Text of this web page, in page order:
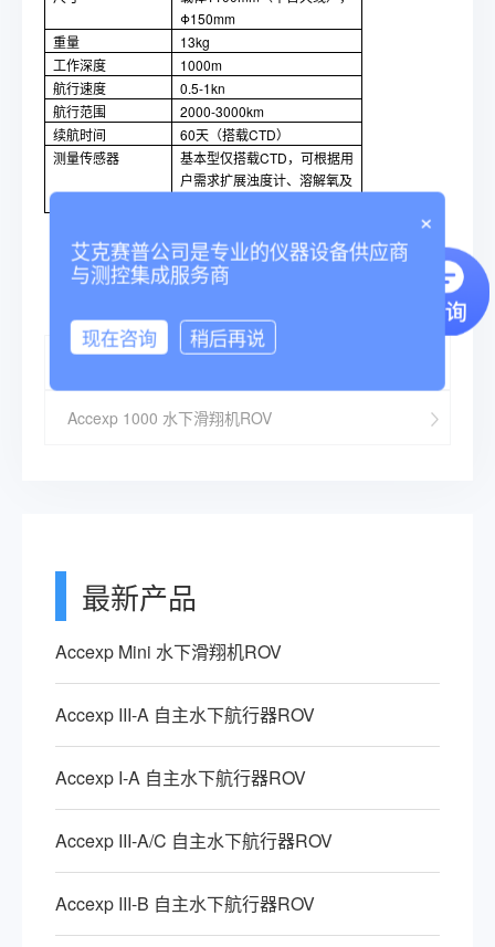
Φ150mm
重量
13kg
工作深度
1000m
航行速度
0.5-1kn
航行范围
2000-3000km
续航时间
60天（搭载CTD）
测量传感器
基本型仅搭载CTD，可根据用
户需求扩展浊度计、溶解氧及
Accexp 1000 水下滑翔机ROV
最新产品
Accexp Mini 水下滑翔机ROV
Accexp III-A 自主水下航行器ROV
Accexp I-A 自主水下航行器ROV
Accexp III-A/C 自主水下航行器ROV
Accexp III-B 自主水下航行器ROV
×
艾克赛普公司是专业的仪器设备供应商
与测控集成服务商
现在咨询 稍后再说